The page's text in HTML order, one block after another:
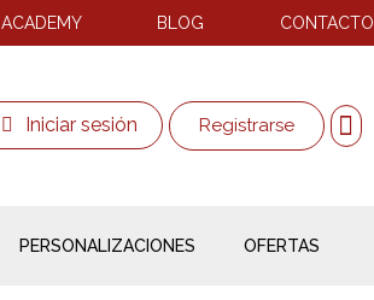
ACADEMY BLOG CONTACTO
Iniciar sesión Registrarse
PERSONALIZACIONES OFERTAS